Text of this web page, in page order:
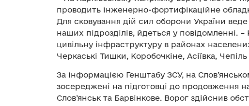
проводить інженерно-фортифікаційне
Для сковування дій сил оборони України веде
наших підрозділів, йдеться у повідомленні.
цивільну інфраструктуру в районах
Черкаські Тишки, Коробочкіне, Асіївка,
За інформацією Генштабу ЗСУ, на
зосереджені на підготовці до продовження
Слов’янськ та Барвінкове. Ворог здійснив